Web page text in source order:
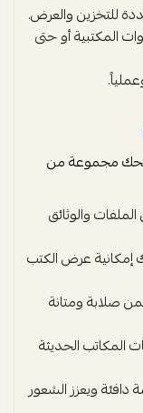
للتخزين والعرض.
المكتبية أو حتى
مجموعة من
والوثائق
إمكانية عرض الكتب
صلابة ومتانة
الحديثة
دافئة ويعزز الشعور